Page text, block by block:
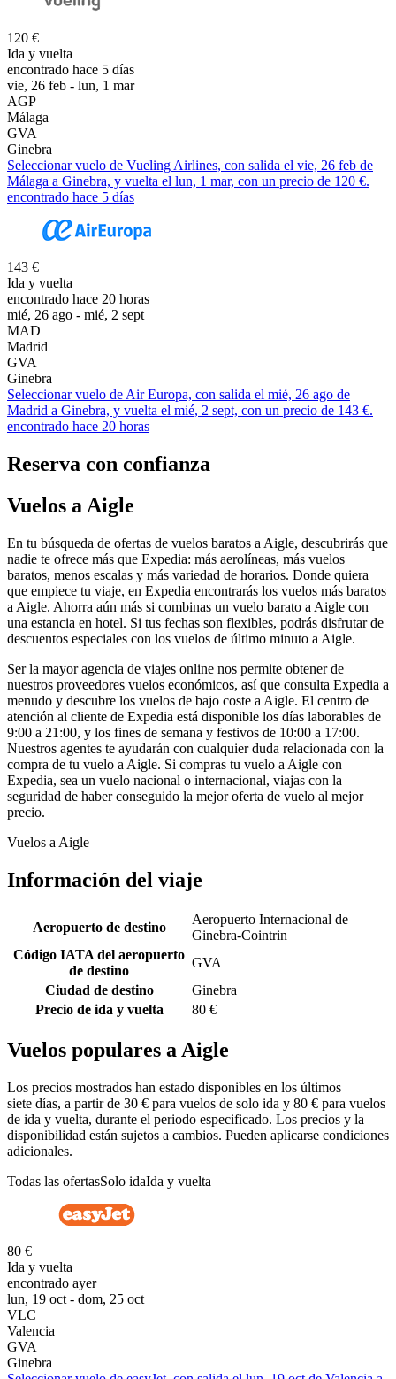
120 €
Ida y vuelta
encontrado hace 5 días
vie, 26 feb - lun, 1 mar
AGP
Málaga
GVA
Ginebra
Seleccionar vuelo de Vueling Airlines, con salida el vie, 26 feb de
Málaga a Ginebra, y vuelta el lun, 1 mar, con un precio de 120 €.
encontrado hace 5 días
143 €
Ida y vuelta
encontrado hace 20 horas
mié, 26 ago - mié, 2 sept
MAD
Madrid
GVA
Ginebra
Seleccionar vuelo de Air Europa, con salida el mié, 26 ago de
Madrid a Ginebra, y vuelta el mié, 2 sept, con un precio de 143 €.
encontrado hace 20 horas
Reserva con confianza
Vuelos a Aigle
En tu búsqueda de ofertas de vuelos baratos a Aigle, descubrirás que
nadie te ofrece más que Expedia: más aerolíneas, más vuelos
baratos, menos escalas y más variedad de horarios. Donde quiera
que empiece tu viaje, en Expedia encontrarás los vuelos más baratos
a Aigle. Ahorra aún más si combinas un vuelo barato a Aigle con
una estancia en hotel. Si tus fechas son flexibles, podrás disfrutar de
descuentos especiales con los vuelos de último minuto a Aigle.
Ser la mayor agencia de viajes online nos permite obtener de
nuestros proveedores vuelos económicos, así que consulta Expedia a
menudo y descubre los vuelos de bajo coste a Aigle. El centro de
atención al cliente de Expedia está disponible los días laborables de
9:00 a 21:00, y los fines de semana y festivos de 10:00 a 17:00.
Nuestros agentes te ayudarán con cualquier duda relacionada con la
compra de tu vuelo a Aigle. Si compras tu vuelo a Aigle con
Expedia, sea un vuelo nacional o internacional, viajas con la
seguridad de haber conseguido la mejor oferta de vuelo al mejor
precio.
Vuelos a Aigle
Información del viaje
Aeropuerto de destino
Aeropuerto Internacional de
Ginebra-Cointrin
Código IATA del aeropuerto
de destino
GVA
Ciudad de destino
Ginebra
Precio de ida y vuelta
80 €
Vuelos populares a Aigle
Los precios mostrados han estado disponibles en los últimos
siete días, a partir de 30 € para vuelos de solo ida y 80 € para vuelos
de ida y vuelta, durante el periodo especificado. Los precios y la
disponibilidad están sujetos a cambios. Pueden aplicarse condiciones
adicionales.
Todas las ofertasSolo idaIda y vuelta
80 €
Ida y vuelta
encontrado ayer
lun, 19 oct - dom, 25 oct
VLC
Valencia
GVA
Ginebra